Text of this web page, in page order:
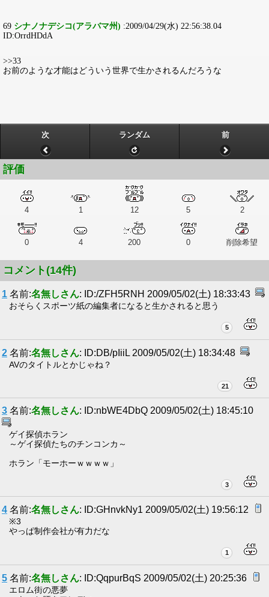
69 シナノナデシコ(アラバマ州) :2009/04/29(水) 22:56:38.04
ID:OrrdHDdA
>>33
お前のような才能はどういう世界で生かされるんだろうな
次 ランダム 前
評価
4 1 12 5 2
0 4 200 0 削除希望
コメント(14件)
1 名前:名無しさん: ID:/ZFH5RNH 2009/05/02(土) 18:33:43
おそらくスポーツ紙の編集者になると生かされると思う
5
2 名前:名無しさん: ID:DB/pIiiL 2009/05/02(土) 18:34:48
AVのタイトルとかじゃね？
21
3 名前:名無しさん: ID:nbWE4DbQ 2009/05/02(土) 18:45:10
ゲイ探偵ホラン
～ゲイ探偵たちのチンコンカ～
ホラン「モーホーｗｗｗｗ」
3
4 名前:名無しさん: ID:GHnvkNy1 2009/05/02(土) 19:56:12
※3
やっぱ制作会社が有力だな
1
5 名前:名無しさん: ID:QqpurBqS 2009/05/02(土) 20:25:36
エロム街の悪夢